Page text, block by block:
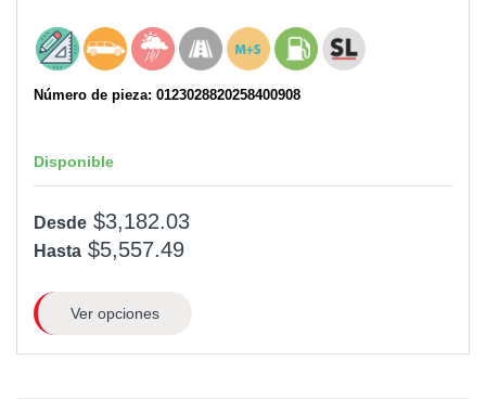
Número de pieza: 0123028820258400908
Disponible
Desde $3,182.03
Hasta $5,557.49
Ver opciones